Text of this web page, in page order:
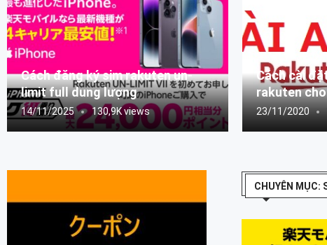
Cách đăng ký sim rakuten un-
limit full dung lượng
14/11/2025 130,9K views
Cách cài
rakuten
23/11/2020
CHUYÊN MỤC: